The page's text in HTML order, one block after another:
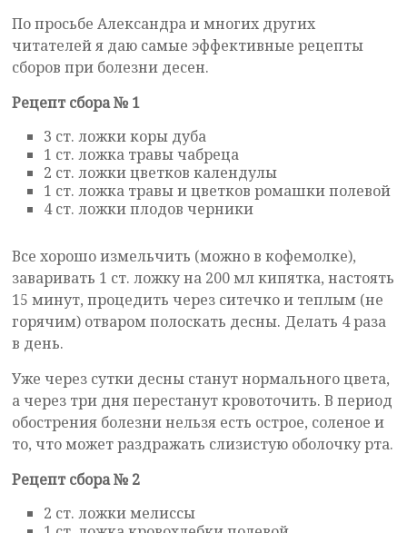
По просьбе Александра и многих других
читателей я даю самые эффективные рецепты
сборов при болезни десен.
Рецепт сбора № 1
3 ст. ложки коры дуба
1 ст. ложка травы чабреца
2 ст. ложки цветков календулы
1 ст. ложка травы и цветков ромашки полевой
4 ст. ложки плодов черники
Все хорошо измельчить (можно в кофемолке),
заваривать 1 ст. ложку на 200 мл кипятка, настоять
15 минут, процедить через ситечко и теплым (не
горячим) отваром полоскать десны. Делать 4 раза
в день.
Уже через сутки десны станут нормального цвета,
а через три дня перестанут кровоточить. В период
обострения болезни нельзя есть острое, соленое и
то, что может раздражать слизистую оболочку рта.
Рецепт сбора № 2
2 ст. ложки мелиссы